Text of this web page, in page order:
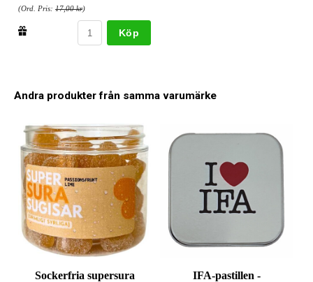
(Ord. Pris: 17,00 kr)
Köp
Andra produkter från samma varumärke
Sockerfria supersura
IFA-pastillen -